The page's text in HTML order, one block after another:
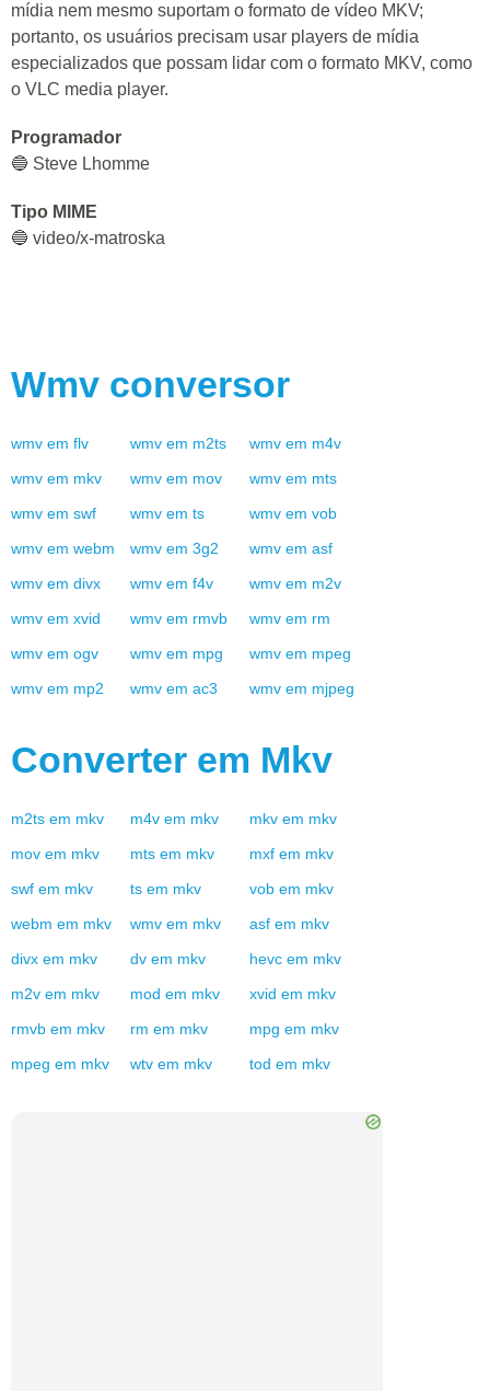
mídia nem mesmo suportam o formato de vídeo MKV;
portanto, os usuários precisam usar players de mídia
especializados que possam lidar com o formato MKV, como
o VLC media player.
Programador
🔵 Steve Lhomme
Tipo MIME
🔵 video/x-matroska
Wmv conversor
wmv em flv wmv em m2ts wmv em m4v
wmv em mkv wmv em mov wmv em mts
wmv em swf wmv em ts wmv em vob
wmv em webm wmv em 3g2 wmv em asf
wmv em divx wmv em f4v wmv em m2v
wmv em xvid wmv em rmvb wmv em rm
wmv em ogv wmv em mpg wmv em mpeg
wmv em mp2 wmv em ac3 wmv em mjpeg
Converter em Mkv
m2ts em mkv m4v em mkv mkv em mkv
mov em mkv mts em mkv mxf em mkv
swf em mkv ts em mkv vob em mkv
webm em mkv wmv em mkv asf em mkv
divx em mkv dv em mkv hevc em mkv
m2v em mkv mod em mkv xvid em mkv
rmvb em mkv rm em mkv mpg em mkv
mpeg em mkv wtv em mkv tod em mkv